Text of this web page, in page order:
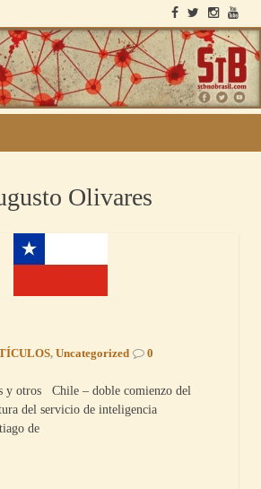
DEL BLOQUE
Olivares
, Uncategorized 0
y otros Chile – doble comienzo del
del servicio de inteligencia
de